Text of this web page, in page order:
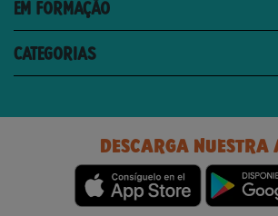
EM FORMAÇÃO
CATEGORIAS
DESCARGA NUESTRA